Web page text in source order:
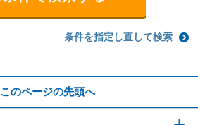
条件を指定し直して検索
このページの先頭へ